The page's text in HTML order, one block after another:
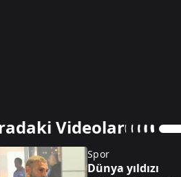
Videolar
Spor
Dünya yıldızı